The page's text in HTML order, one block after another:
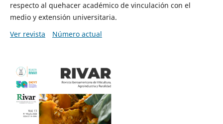
respecto al quehacer académico de vinculación con el
medio y extensión universitaria.
Ver revista
Número actual